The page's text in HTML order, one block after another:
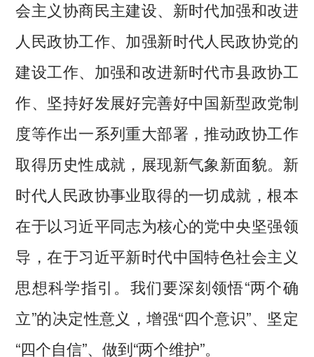
会主义协商民主建设、新时代加强和改进
人民政协工作、加强新时代人民政协党的
建设工作、加强和改进新时代市县政协工
作、坚持好发展好完善好中国新型政党制
度等作出一系列重大部署，推动政协工作
取得历史性成就，展现新气象新面貌。新
时代人民政协事业取得的一切成就，根本
在于以习近平同志为核心的党中央坚强领
导，在于习近平新时代中国特色社会主义
思想科学指引。我们要深刻领悟“两个确
立”的决定性意义，增强“四个意识”、坚定
“四个自信”、做到“两个维护”。